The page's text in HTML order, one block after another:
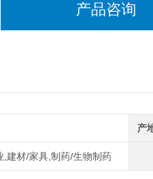
产品咨询
产
,建材/家具,制药/生物制药